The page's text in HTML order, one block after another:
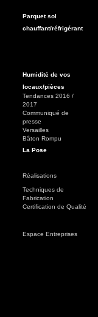
Parquet sol
chauffant/réfrigérant
Humidité de vos
locaux/pièces
Tendances 2016 /
2017
Communiqué de
presse
Versailles
Bâton Rompu
La Pose
Réalisations
Techniques de
Fabrication
Certification de Qualité
Espace Entreprises